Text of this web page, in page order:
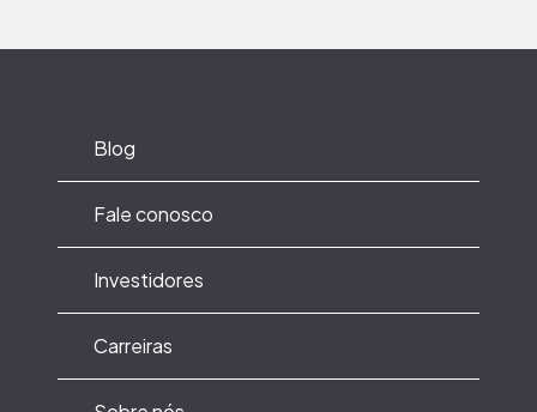
Carreiras
Investidores
Fale conosco
Blog